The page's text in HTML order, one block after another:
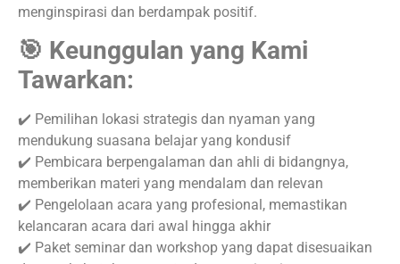
menginspirasi dan berdampak positif.
🎯 Keunggulan yang Kami
Tawarkan:
✔️ Pemilihan lokasi strategis dan nyaman yang
mendukung suasana belajar yang kondusif
✔️ Pembicara berpengalaman dan ahli di bidangnya,
memberikan materi yang mendalam dan relevan
✔️ Pengelolaan acara yang profesional, memastikan
kelancaran acara dari awal hingga akhir
✔️ Paket seminar dan workshop yang dapat disesuaikan